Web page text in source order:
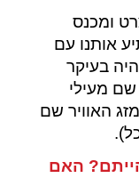
ומכנס
אותנו עם
בעיקר
שם מעילי
האוויר שם
האם